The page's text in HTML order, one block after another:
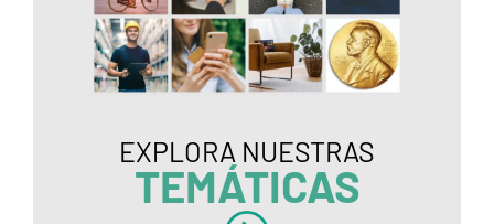
EXPLORA NUESTRAS
TEMÁTICAS